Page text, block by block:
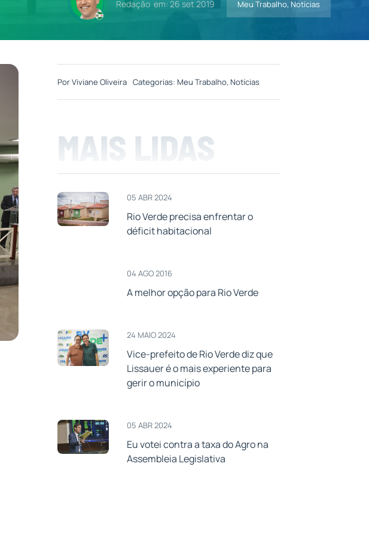
Redação em: 26 set 2019 Meu Trabalho, Notícias
PorViviane Oliveira Categorias: Meu Trabalho, Notícias
MAIS LIDAS
05 ABR 2024
Rio Verde precisa enfrentar o
déficit habitacional
04 AGO 2016
A melhor opção para Rio Verde
24 MAIO 2024
Vice-prefeito de Rio Verde diz que
Lissauer é o mais experiente para
gerir o município
05 ABR 2024
Eu votei contra a taxa do Agro na
Assembleia Legislativa